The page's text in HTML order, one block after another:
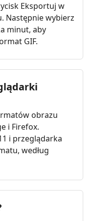
Eksportuj w
Następnie wybierz
minut, aby
GIF.
obrazu
i Firefox.
i przeglądarka
według